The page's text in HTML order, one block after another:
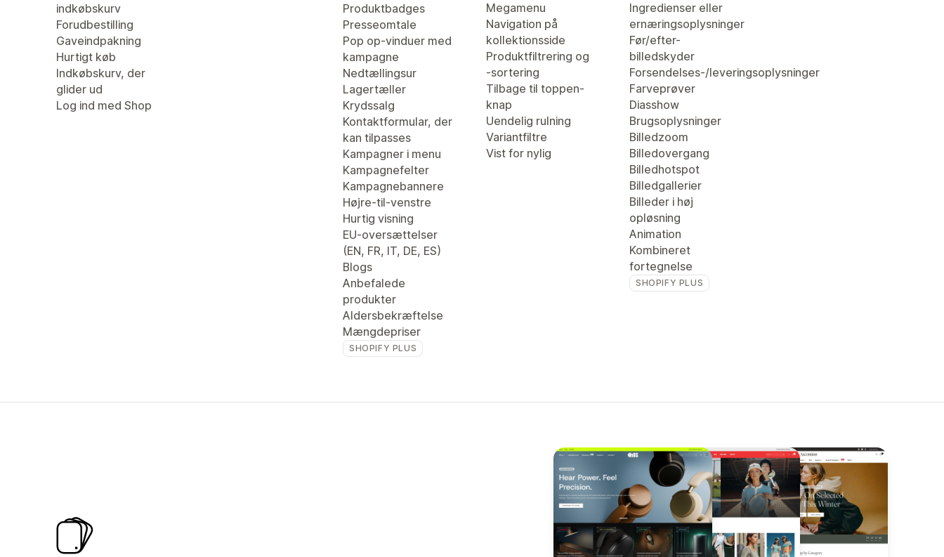
indkøbskurv
Forudbestilling
Gaveindpakning
Hurtigt køb
Indkøbskurv, der
glider ud
Log ind med Shop
Produktbadges
Presseomtale
Pop op-vinduer med
kampagne
Nedtællingsur
Lagertæller
Krydssalg
Kontaktformular, der
kan tilpasses
Kampagner i menu
Kampagnefelter
Kampagnebannere
Højre-til-venstre
Hurtig visning
EU-oversættelser
(EN, FR, IT, DE, ES)
Blogs
Anbefalede
produkter
Aldersbekræftelse
Mængdepriser
SHOPIFY PLUS
Megamenu
Navigation på
kollektionsside
Produktfiltrering og
-sortering
Tilbage til toppen-
knap
Uendelig rulning
Variantfiltre
Vist for nylig
Ingredienser eller
ernæringsoplysninger
Før/efter-
billedskyder
Forsendelses-/leveringsoplysninger
Farveprøver
Diasshow
Brugsoplysninger
Billedzoom
Billedovergang
Billedhotspot
Billedgallerier
Billeder i høj
opløsning
Animation
Kombineret
fortegnelse
SHOPIFY PLUS